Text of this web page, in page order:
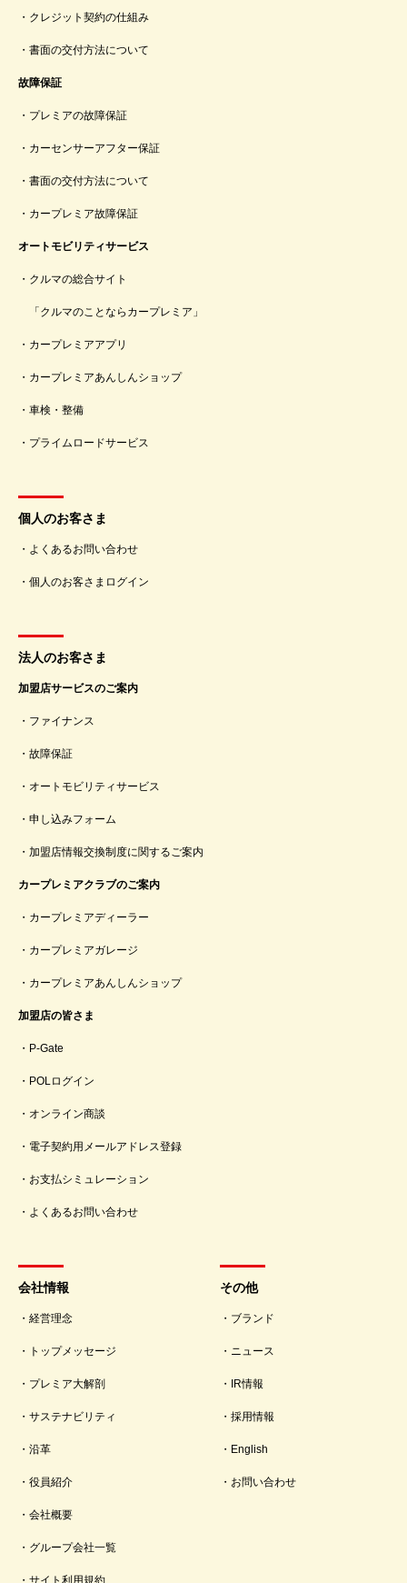
クレジット契約の仕組み
書面の交付方法について
故障保証
プレミアの故障保証
カーセンサーアフター保証
書面の交付方法について
カープレミア故障保証
オートモビリティサービス
クルマの総合サイト
「クルマのことならカープレミア」
カープレミアアプリ
カープレミアあんしんショップ
車検・整備
プライムロードサービス
個人のお客さま
よくあるお問い合わせ
個人のお客さまログイン
法人のお客さま
加盟店サービスのご案内
ファイナンス
故障保証
オートモビリティサービス
申し込みフォーム
加盟店情報交換制度に関するご案内
カープレミアクラブのご案内
カープレミアディーラー
カープレミアガレージ
カープレミアあんしんショップ
加盟店の皆さま
P-Gate
POLログイン
オンライン商談
電子契約用メールアドレス登録
お支払シミュレーション
よくあるお問い合わせ
会社情報
経営理念
トップメッセージ
プレミア大解剖
サステナビリティ
沿革
役員紹介
会社概要
グループ会社一覧
サイト利用規約
その他
ブランド
ニュース
IR情報
採用情報
English
お問い合わせ